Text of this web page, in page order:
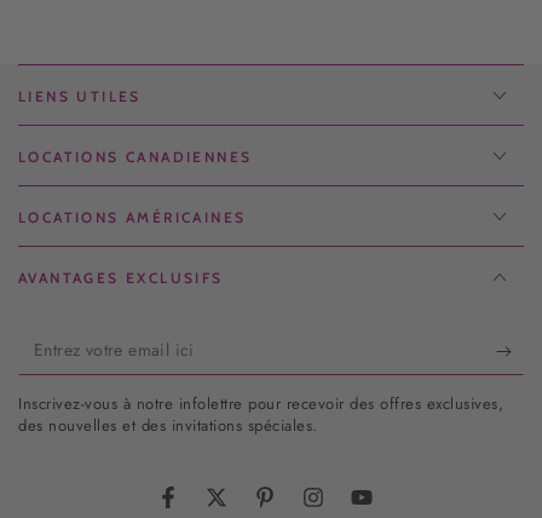
LIENS UTILES
LOCATIONS CANADIENNES
LOCATIONS AMÉRICAINES
AVANTAGES EXCLUSIFS
Entrez
votre
email
Inscrivez-vous à notre infolettre pour recevoir des offres exclusives,
des nouvelles et des invitations spéciales.
FacebookTwitterPinterestInstagramYouTube